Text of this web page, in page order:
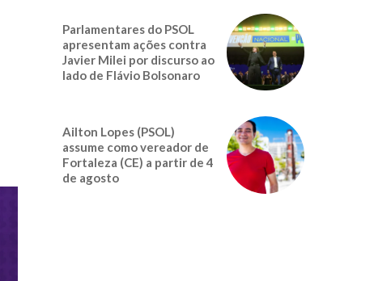
Parlamentares do PSOL
apresentam ações contra
Javier Milei por discurso ao
lado de Flávio Bolsonaro
Ailton Lopes (PSOL)
assume como vereador de
Fortaleza (CE) a partir de 4
de agosto